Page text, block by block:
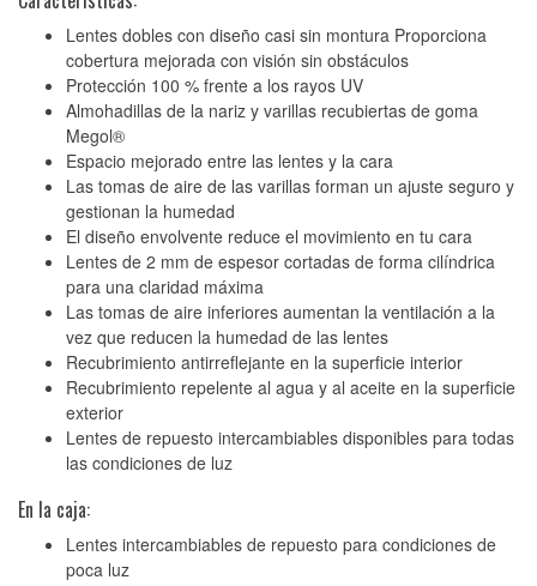
Lentes dobles con diseño casi sin montura Proporciona
cobertura mejorada con visión sin obstáculos
Protección 100 % frente a los rayos UV
Almohadillas de la nariz y varillas recubiertas de goma
Megol®
Espacio mejorado entre las lentes y la cara
Las tomas de aire de las varillas forman un ajuste seguro y
gestionan la humedad
El diseño envolvente reduce el movimiento en tu cara
Lentes de 2 mm de espesor cortadas de forma cilíndrica
para una claridad máxima
Las tomas de aire inferiores aumentan la ventilación a la
vez que reducen la humedad de las lentes
Recubrimiento antirreflejante en la superficie interior
Recubrimiento repelente al agua y al aceite en la superficie
exterior
Lentes de repuesto intercambiables disponibles para todas
las condiciones de luz
En la caja:
Lentes intercambiables de repuesto para condiciones de
poca luz